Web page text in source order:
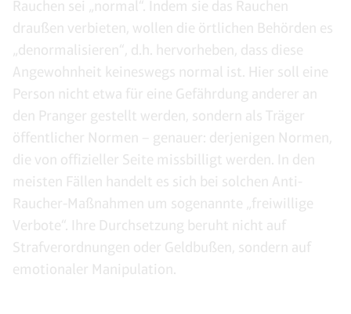
Rauchen sei „normal“. Indem sie das Rauchen
draußen verbieten, wollen die örtlichen Behörden es
„denormalisieren“, d.h. hervorheben, dass diese
Angewohnheit keineswegs normal ist. Hier soll eine
Person nicht etwa für eine Gefährdung anderer an
den Pranger gestellt werden, sondern als Träger
öffentlicher Normen – genauer: derjenigen Normen,
die von offizieller Seite missbilligt werden. In den
meisten Fällen handelt es sich bei solchen Anti-
Raucher-Maßnahmen um sogenannte „freiwillige
Verbote“. Ihre Durchsetzung beruht nicht auf
Strafverordnungen oder Geldbußen, sondern auf
emotionaler Manipulation.